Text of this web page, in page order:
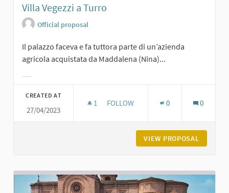
Villa Vegezzi a Turro
Official proposal
Il palazzo faceva e fa tuttora parte di un’azienda
agricola acquistata da Maddalena (Nina)...
CREATED AT
27/04/2023
1 1 FOLLOWER
FOLLOW 0 0
VIEW PROPOSAL